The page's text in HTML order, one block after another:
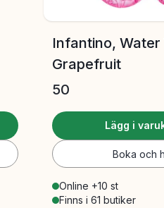
Infantino, Water
Grapefruit
50
Lägg i
Boka och
Online +10 st
Finns i 61 butiker